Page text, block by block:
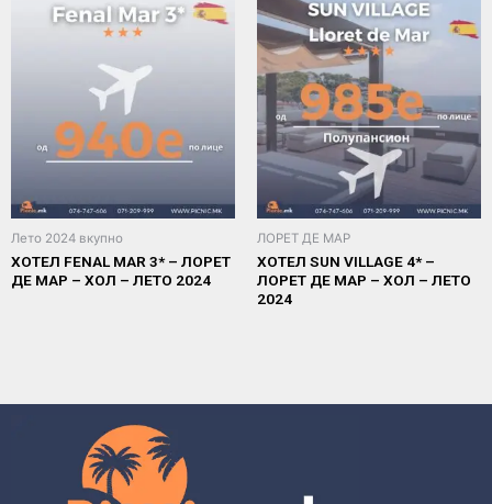
Лето 2024 вкупно
ХОТЕЛ FENAL MAR 3* – ЛОРЕТ
ДЕ МАР – ХОЛ – ЛЕТО 2024
ЛОРЕТ ДЕ МАР
ХОТЕЛ SUN VILLAGE 4* –
ЛОРЕТ ДЕ МАР – ХОЛ – ЛЕТО
2024